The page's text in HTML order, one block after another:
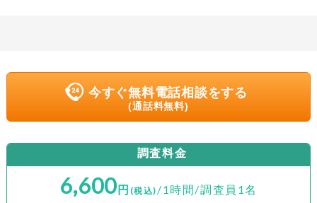
今すぐ無料電話相談をする
(通話料無料)
調査料金
6,600 円 (税込) /1時間/調査員1名